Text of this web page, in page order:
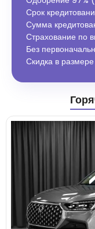
Срок
Сумма
Страхование по
Без
Скидка в